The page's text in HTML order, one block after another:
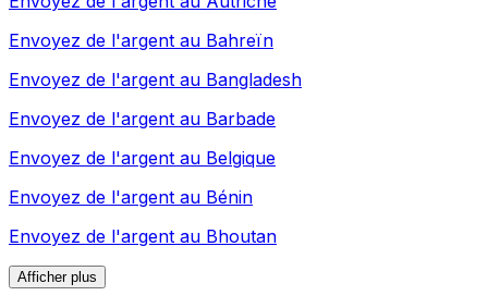
Envoyez de l'argent au Bahreïn
Envoyez de l'argent au Bangladesh
Envoyez de l'argent au Barbade
Envoyez de l'argent au Belgique
Envoyez de l'argent au Bénin
Envoyez de l'argent au Bhoutan
Afficher plus